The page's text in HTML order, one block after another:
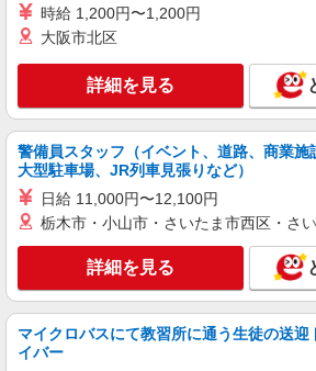
ヶ月 月給25万円以上 ※経験
■ソフトバンクイオン
葉県 佐倉市 西ユーカリが
ンユーカリが丘2階
キープ
正社員
ワイモバイルイオンタウンユーカリが丘店
ワイモバイルショップ
月給 233,500円 〜
23,500円 〜 26,200円（
間あり 6ヶ月 月給25万円
【試用期間】月給
■ワイモバイルイオン
葉県佐倉市西ユーカリが
ンユーカリが丘2階
時給 1,200円〜1,200円
大阪市北区
詳細を見る
警備員スタッフ（イベント、道路、商業施
大型駐車場、JR列車見張りなど）
日給 11,000円〜12,100円
栃木市・小山市・さいたま市西区・さ
詳細を見る
マイクロバスにて教習所に通う生徒の送迎
イバー